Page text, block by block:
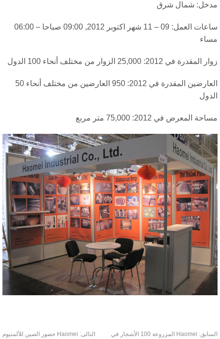
شمال شرق
ساعات العمل: 09 – 11 شهر اكتوبر 2012, 09:00 صباحا – 06:00
في 2012: 25,000 الزوار من مختلف أنحاء 100 الدول
العارضين المقدرة في 2012: 950 العارضين من مختلف أنحاء 50
المعرض في 2012: 75,000 متر مربع
Haomei المزروعة 100 الأشجار في
التالى:
Haomei حضور الصين للألمنيوم